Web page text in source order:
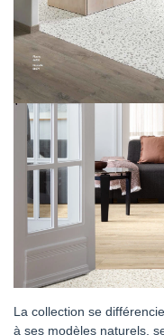
La collection se
à ses modèles naturels,